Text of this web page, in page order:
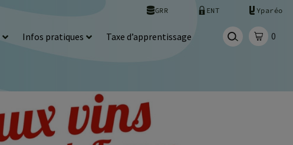
GRR ENT Yparéo
Infos pratiques
Taxe d’apprentissage
0